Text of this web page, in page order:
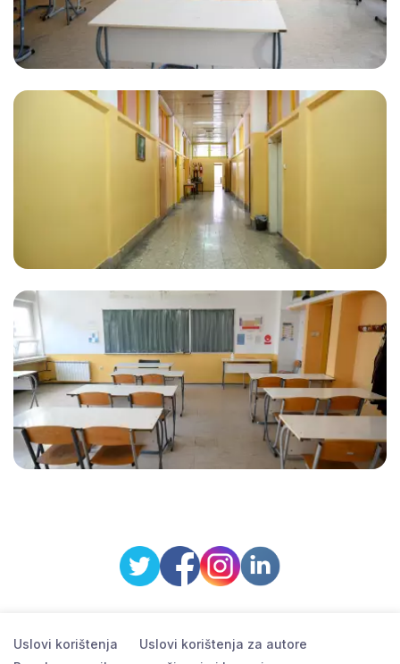
Uslovi korištenja
Uslovi korištenja za autore